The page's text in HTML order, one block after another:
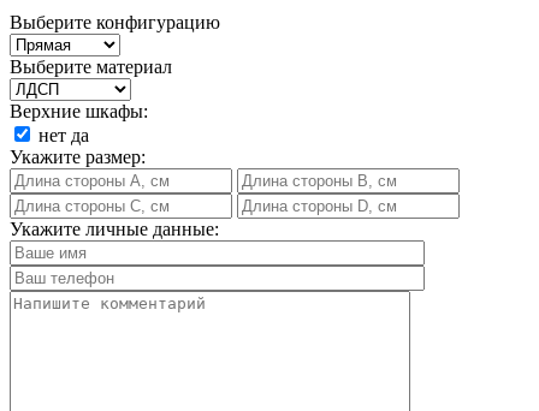
Выберите конфигурацию
Выберите материал
Верхние шкафы:
нет да
Укажите размер:
Укажите личные данные: